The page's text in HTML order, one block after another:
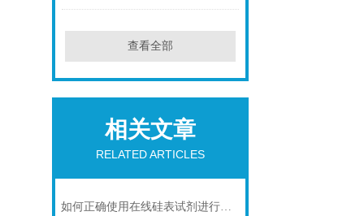
查看全部
相关文章
RELATED ARTICLES
如何正确使用在线硅表试剂进行水质分析？